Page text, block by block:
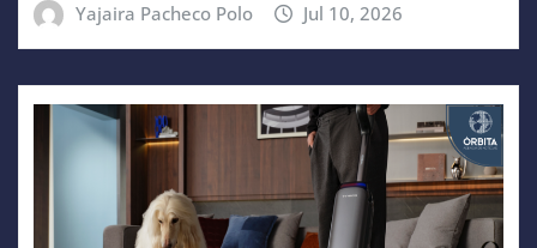
Yajaira Pacheco Polo Jul 10, 2026